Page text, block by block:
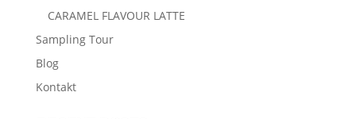
CARAMEL FLAVOUR LATTE
Sampling Tour
Blog
Kontakt